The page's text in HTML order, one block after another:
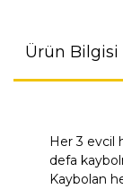
Ürün Bilgisi
Her 3 evcil
defa
Kaybolan